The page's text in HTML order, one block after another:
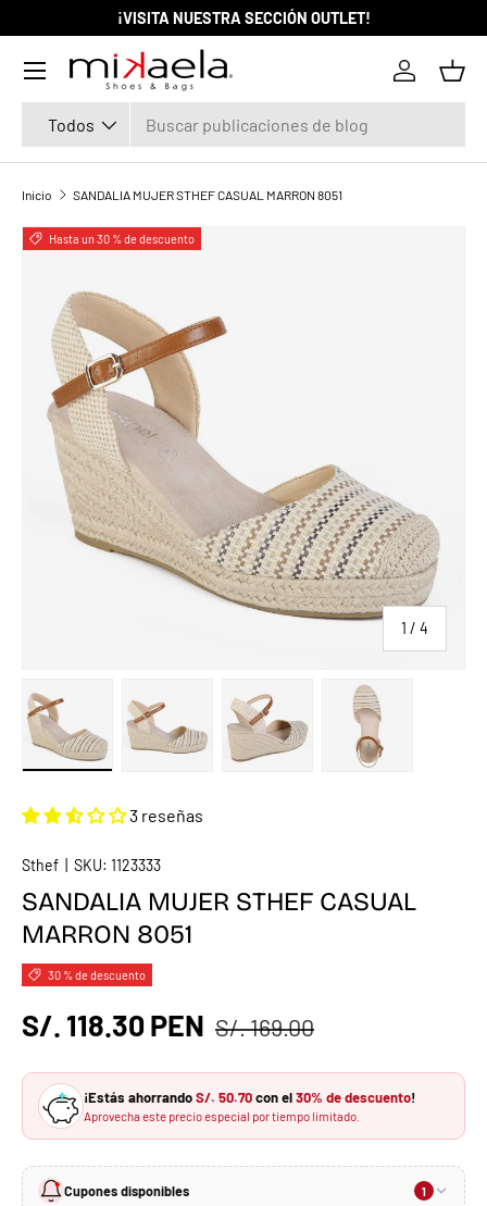
IR AL CONTENIDO
¡VISITA NUESTRA SECCIÓN OUTLET!
Todos
Iniciar
Menú
Inicio SANDALIA MUJER STHEF CASUAL MARRON 8051
La imagen 1 ya está disponible en la vista de galería
Hasta un 30 % de descuento
1 / de
4
3 reseñas
Sthef SKU: 1123333
SANDALIA MUJER STHEF CASUAL
MARRON 8051
30 % de descuento
S/. 118.30 PEN S/. 169.00
¡Estás ahorrandoS/. 50.70con el30% de descuento!
Aprovecha este precio especial por tiempo limitado.
Cupones disponibles 1